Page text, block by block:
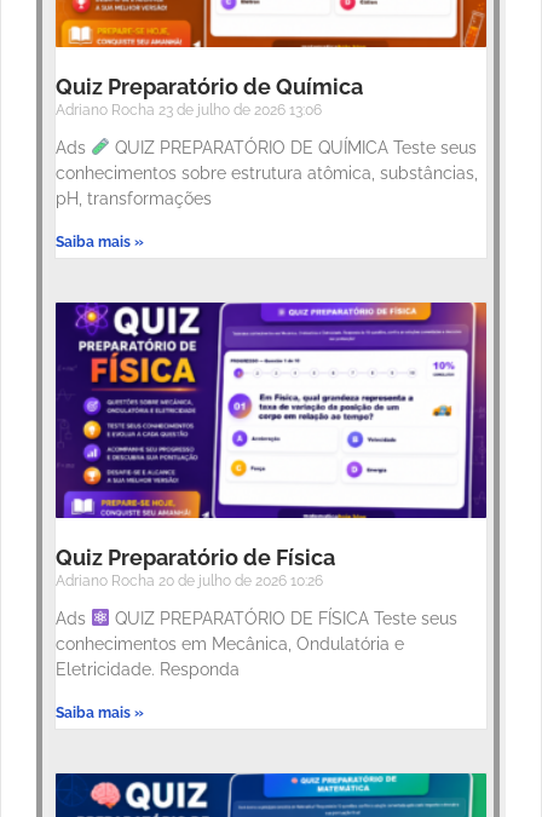
Quiz Preparatório de Química
Adriano Rocha 23 de julho de 2026 13:06
Ads
QUIZ PREPARATÓRIO DE QUÍMICA Teste seus
conhecimentos sobre estrutura atômica, substâncias,
pH, transformações
Saiba mais »
Quiz Preparatório de Física
Adriano Rocha 20 de julho de 2026 10:26
Ads
QUIZ PREPARATÓRIO DE FÍSICA Teste seus
conhecimentos em Mecânica, Ondulatória e
Eletricidade. Responda
Saiba mais »